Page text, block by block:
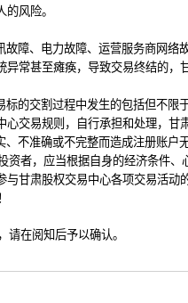
的风险。
故障、电力故障、运营服务商网络
异常甚至瘫痪，导致交易终结的，
标的交割过程中发生的包括但不限
心交易规则 ， 自行承担和处理， 甘
、不准确或不完整而造成注册账户
资者，应当根据自身的经济条件
与甘肃股权交易中心各项交易活动
请在阅知后予以确认。